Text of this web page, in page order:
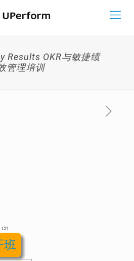
Results OKR与敏捷绩
管理培训
班